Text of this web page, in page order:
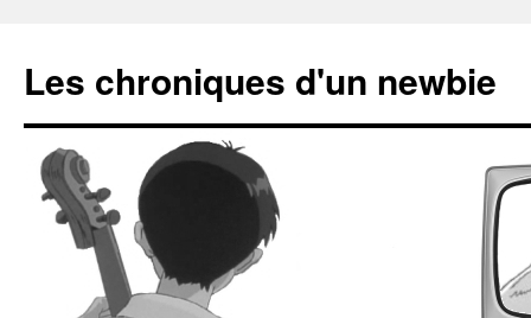
Les chroniques d'un newbie